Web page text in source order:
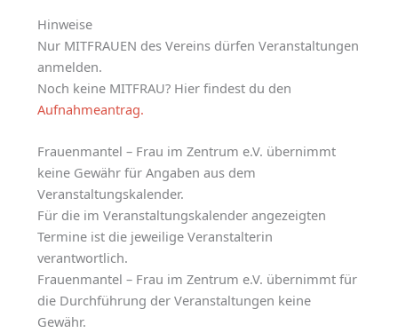
Hinweise
Nur MITFRAUEN des Vereins dürfen Veranstaltungen
anmelden.
Noch keine MITFRAU? Hier findest du den
Aufnahmeantrag.
Frauenmantel – Frau im Zentrum e.V. übernimmt
keine Gewähr für Angaben aus dem
Veranstaltungskalender.
Für die im Veranstaltungskalender angezeigten
Termine ist die jeweilige Veranstalterin
verantwortlich.
Frauenmantel – Frau im Zentrum e.V. übernimmt für
die Durchführung der Veranstaltungen keine
Gewähr.